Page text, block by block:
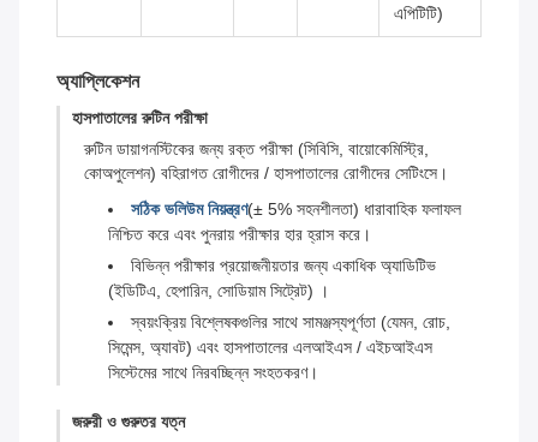
এপিটিটি)
অ্যাপ্লিকেশন
হাসপাতালের রুটিন পরীক্ষা
রুটিন ডায়াগনস্টিকের জন্য রক্ত পরীক্ষা (সিবিসি, বায়োকেমিস্ট্রি,
কোঅপুলেশন) বহিরাগত রোগীদের / হাসপাতালের রোগীদের সেটিংসে।
সঠিক ভলিউম নিয়ন্ত্রণ(± 5% সহনশীলতা) ধারাবাহিক ফলাফল
নিশ্চিত করে এবং পুনরায় পরীক্ষার হার হ্রাস করে।
বিভিন্ন পরীক্ষার প্রয়োজনীয়তার জন্য একাধিক অ্যাডিটিভ
(ইডিটিএ, হেপারিন, সোডিয়াম সিট্রেট) ।
স্বয়ংক্রিয় বিশ্লেষকগুলির সাথে সামঞ্জস্যপূর্ণতা (যেমন, রোচ,
সিমেন্স, অ্যাবট) এবং হাসপাতালের এলআইএস / এইচআইএস
সিস্টেমের সাথে নিরবচ্ছিন্ন সংহতকরণ।
জরুরী ও গুরুতর যত্ন